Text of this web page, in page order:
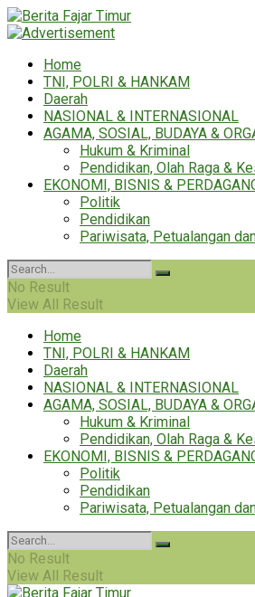
Home
TNI, POLRI & HANKAM
Daerah
NASIONAL & INTERNASIONAL
AGAMA, SOSIAL, BUDAYA &
Hukum & Kriminal
Pendidikan, Olah Raga &
EKONOMI, BISNIS &
Politik
Pendidikan
Pariwisata, Petualangan
No Result
View All Result
Home
TNI, POLRI & HANKAM
Daerah
NASIONAL & INTERNASIONAL
AGAMA, SOSIAL, BUDAYA &
Hukum & Kriminal
Pendidikan, Olah Raga &
EKONOMI, BISNIS &
Politik
Pendidikan
Pariwisata, Petualangan
No Result
View All Result